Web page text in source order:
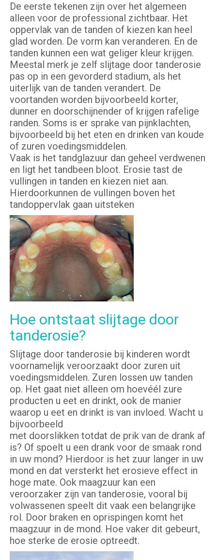
De eerste tekenen zijn over het algemeen
alleen voor de professional zichtbaar. Het
oppervlak van de tanden of kiezen kan heel
glad worden. De vorm kan veranderen. En de
tanden kunnen een wat geliger kleur krijgen.
Meestal merk je zelf slijtage door tanderosie
pas op in een gevorderd stadium, als het
uiterlijk van de tanden verandert. De
voortanden worden bijvoorbeeld korter,
dunner en doorschijnender of krijgen rafelige
randen. Soms is er sprake van pijnklachten,
bijvoorbeeld bij het eten en drinken van koude
of zuren voedingsmiddelen.
Vaak is het tandglazuur dan geheel verdwenen
en ligt het tandbeen bloot. Erosie tast de
vullingen in tanden en kiezen niet aan.
Hierdoorkunnen de vullingen boven het
tandoppervlak gaan uitsteken
Hoe ontstaat slijtage door
tanderosie?
Slijtage door tanderosie bij kinderen wordt
voornamelijk veroorzaakt door zuren uit
voedingsmiddelen. Zuren lossen uw tanden
op. Het gaat niet alleen om hoevéél zure
producten u eet en drinkt, ook de manier
waarop u eet en drinkt is van invloed. Wacht u
bijvoorbeeld
met doorslikken totdat de prik van de drank af
is? Of spoelt u een drank voor de smaak rond
in uw mond? Hierdoor is het zuur langer in uw
mond en dat versterkt het erosieve effect in
hoge mate. Ook maagzuur kan een
veroorzaker zijn van tanderosie, vooral bij
volwassenen speelt dit vaak een belangrijke
rol. Door braken en oprispingen komt het
maagzuur in de mond. Hoe vaker dit gebeurt,
hoe sterke de erosie optreedt.